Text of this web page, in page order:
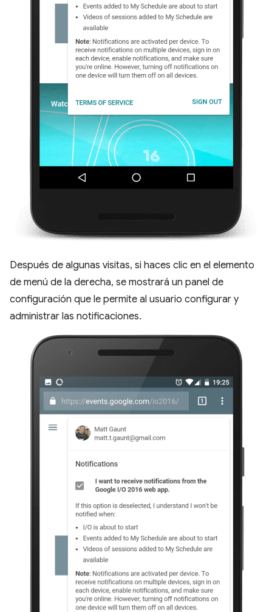
Después de algunas visitas, si haces clic en el elemento
de menú de la derecha, se mostrará un panel de
configuración que le permite al usuario configurar y
administrar las notificaciones.